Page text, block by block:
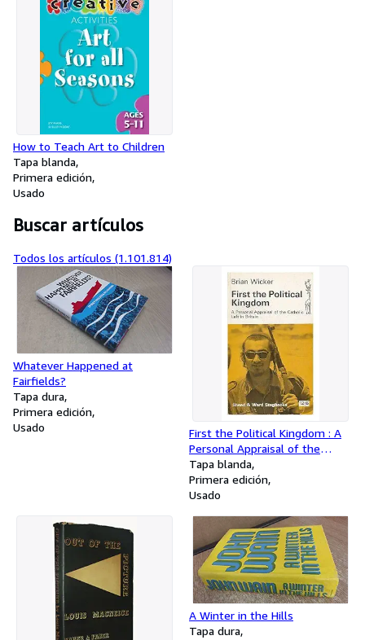
How to Teach Art to Children
Tapa blanda
Primera edición
Usado
Buscar artículos
Todos los artículos (1.101.814)
Whatever Happened at
Fairfields?
Tapa dura
Primera edición
Usado
First the Political Kingdom : A
Personal Appraisal of the
Catholic Left in Britain
Tapa blanda
Primera edición
Usado
A Winter in the Hills
Tapa dura